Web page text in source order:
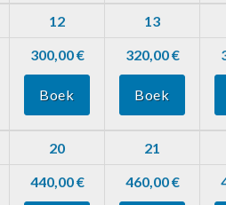
12 13
300,00 €
Boek
320,00 €
Boek
20 21
440,00 € 460,00 €